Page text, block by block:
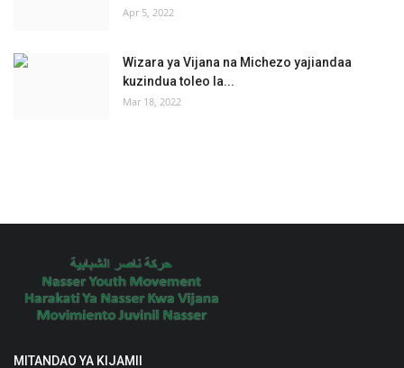
Apr 5, 2022
Wizara ya Vijana na Michezo yajiandaa
kuzindua toleo la...
Mar 18, 2022
MITANDAO YA KIJAMII